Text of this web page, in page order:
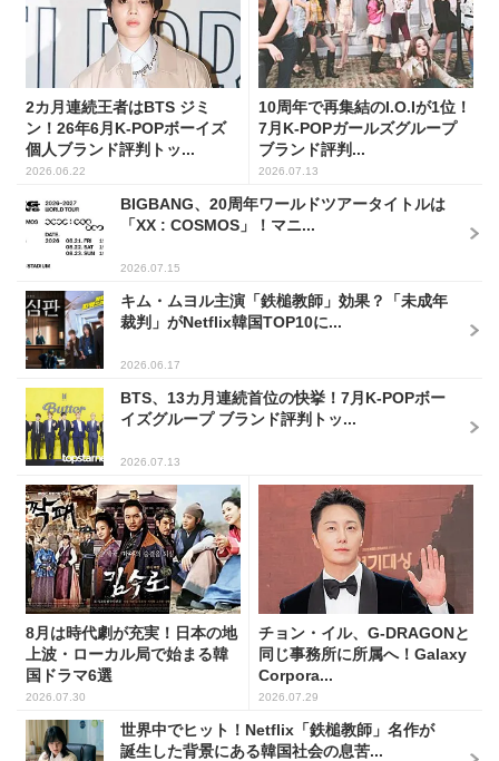
2カ月連続王者はBTS ジミ
ン！26年6月K-POPボーイズ
個人ブランド評判トッ...
2026.06.22
10周年で再集結のI.O.Iが1位！
7月K-POPガールズグループ
ブランド評判...
2026.07.13
BIGBANG、20周年ワールドツアータイトルは
「XX : COSMOS」！マニ...
2026.07.15
キム・ムヨル主演「鉄槌教師」効果？「未成年
裁判」がNetflix韓国TOP10に...
2026.06.17
BTS、13カ月連続首位の快挙！7月K-POPボー
イズグループ ブランド評判トッ...
2026.07.13
8月は時代劇が充実！日本の地
上波・ローカル局で始まる韓
国ドラマ6選
2026.07.30
チョン・イル、G-DRAGONと
同じ事務所に所属へ！Galaxy
Corpora...
2026.07.29
世界中でヒット！Netflix「鉄槌教師」名作が
誕生した背景にある韓国社会の息苦...